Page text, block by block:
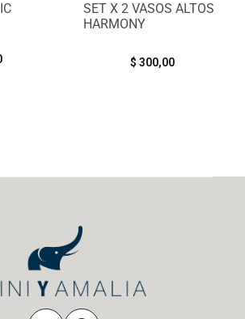
SET X 2 VASOS ALTOS
HARMONY
$ 300,00